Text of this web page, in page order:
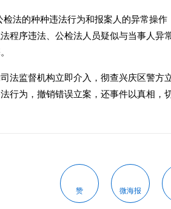
法的种种违法行为和报案人的异常操
程序违法、公检法人员疑似与当事人异
法监督机构立即介入，彻查兴庆区警
行为，撤销错误立案，还事件以真相
赞 微海报